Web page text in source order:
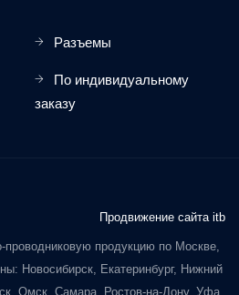
Разъемы
По индивидуальному
заказу
Продвижение сайта itb
проводниковую продукцию по Москве,
Новосибирск, Екатеринбург, Нижний
Омск, Самара, Ростов-на-Дону, Уфа,